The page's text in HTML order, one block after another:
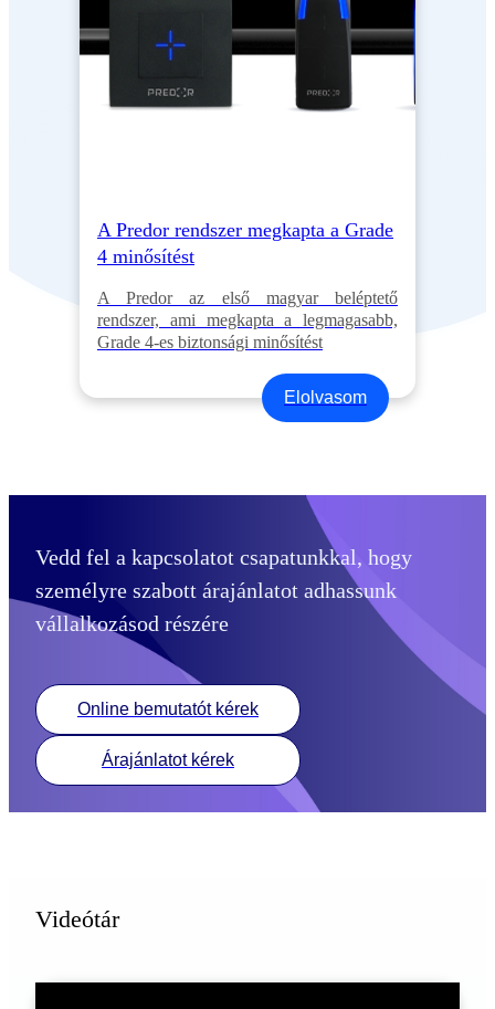
A Predor rendszer megkapta a Grade
4 minősítést
A Predor az első magyar beléptető
rendszer, ami megkapta a legmagasabb,
Grade 4-es biztonsági minősítést
Elolvasom
Vedd fel a kapcsolatot csapatunkkal, hogy
személyre szabott árajánlatot adhassunk
vállalkozásod részére
Online bemutatót kérek
Árajánlatot kérek
Videótár